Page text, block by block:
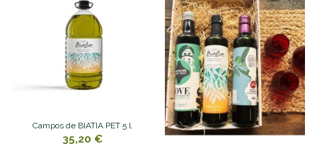
Campos de BIATIA PET 5 l.
35,20 €